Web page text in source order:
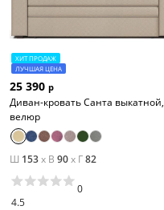
ХИТ ПРОДАЖ
ЛУЧШАЯ ЦЕНА
25 390 р
Диван-кровать Санта выкатной,
велюр
Ш 153x В 90x Г82
4.5
0